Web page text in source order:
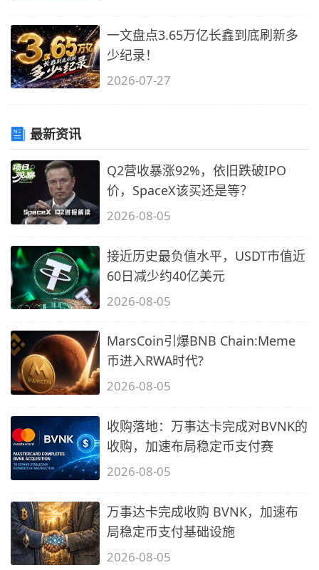
一文盘点3.65万亿长鑫到底刷新多
少纪录！
2026-07-27
最新资讯
Q2营收暴涨92%，依旧跌破IPO
价，SpaceX该买还是等？
2026-08-05
接近历史最负值水平，USDT市值近
60日减少约40亿美元
2026-08-05
MarsCoin引爆BNB Chain:Meme
币进入RWA时代?
2026-08-05
收购落地：万事达卡完成对BVNK的
收购，加速布局稳定币支付赛
2026-08-05
万事达卡完成收购 BVNK，加速布
局稳定币支付基础设施
2026-08-05